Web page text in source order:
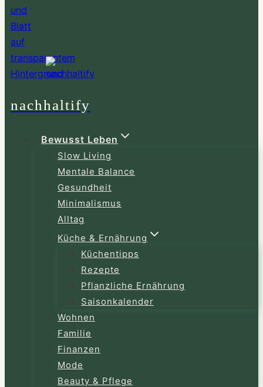
nachhaltify
Bewusst Leben
Slow Living
Mentale Balance
Gesundheit
Minimalismus
Alltag
Küche & Ernährung
Küchentipps
Rezepte
Pflanzliche Ernährung
Saisonkalender
Wohnen
Familie
Finanzen
Mode
Beauty & Pflege